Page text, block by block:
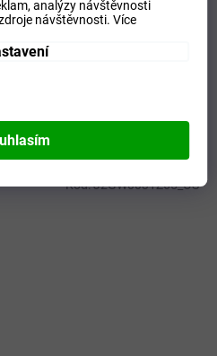
analýzy návštěvnosti
návštěvnosti.Více
Kód:J2GW0031Z65_OS
a batohy
3% Spandex